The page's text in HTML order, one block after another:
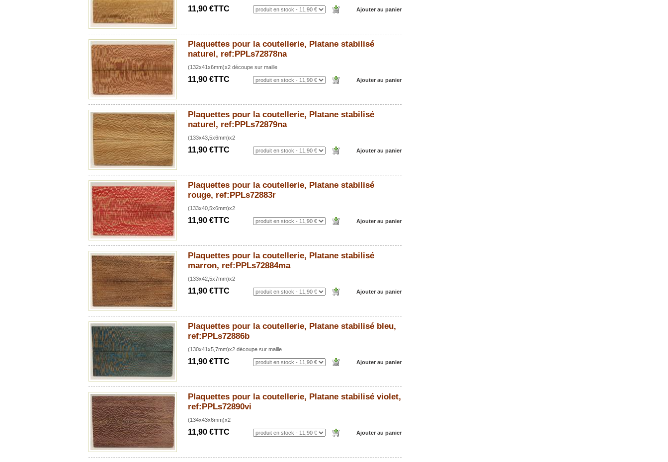
11,90 €TTC
Plaquettes pour la coutellerie, Platane stabilisé
naturel, ref:PPLs72878na
(132x41x6mm)x2 découpe sur maille
11,90 €TTC
Plaquettes pour la coutellerie, Platane stabilisé
naturel, ref:PPLs72879na
(133x43,5x6mm)x2
11,90 €TTC
Plaquettes pour la coutellerie, Platane stabilisé
rouge, ref:PPLs72883r
(133x40,5x6mm)x2
11,90 €TTC
Plaquettes pour la coutellerie, Platane stabilisé
marron, ref:PPLs72884ma
(133x42,5x7mm)x2
11,90 €TTC
Plaquettes pour la coutellerie, Platane stabilisé bleu,
ref:PPLs72886b
(130x41x5,7mm)x2 découpe sur maille
11,90 €TTC
Plaquettes pour la coutellerie, Platane stabilisé violet,
ref:PPLs72890vi
(134x43x6mm)x2
11,90 €TTC